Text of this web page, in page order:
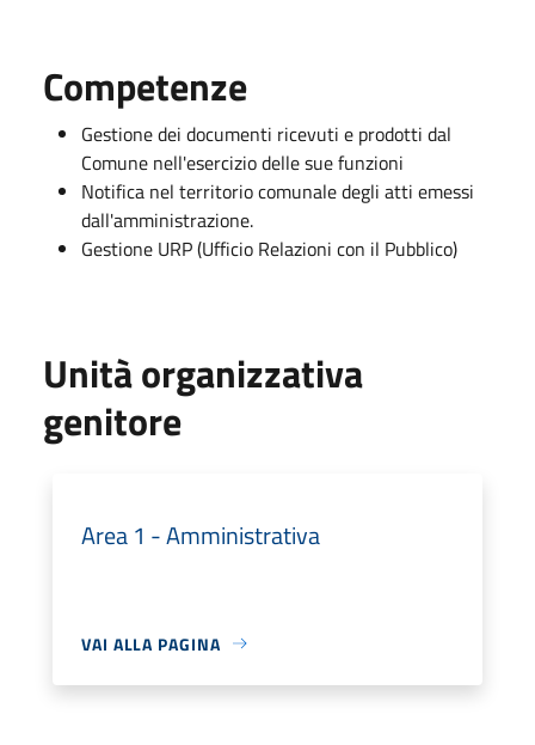
Competenze
Gestione dei documenti ricevuti e prodotti dal
Comune nell'esercizio delle sue funzioni
Notifica nel territorio comunale degli atti emessi
dall'amministrazione.
Gestione URP (Ufficio Relazioni con il Pubblico)
Unità organizzativa
genitore
Area 1 - Amministrativa
VAI ALLA PAGINA